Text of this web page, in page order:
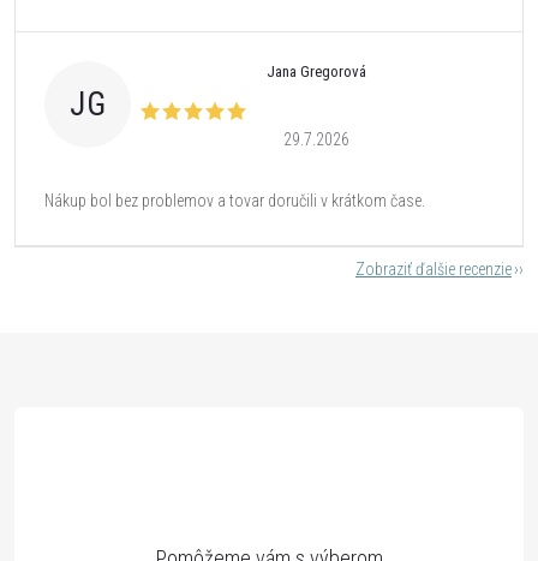
JG
Jana Gregorová
29.7.2026
Nákup bol bez problemov a tovar doručili v krátkom čase.
Zobraziť ďalšie recenzie